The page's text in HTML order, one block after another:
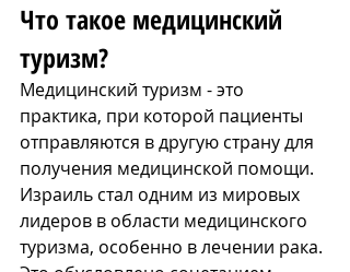
Что такое медицинский
туризм?
Медицинский туризм - это
практика, при которой пациенты
отправляются в другую страну для
получения медицинской помощи.
Израиль стал одним из мировых
лидеров в области медицинского
туризма, особенно в лечении рака.